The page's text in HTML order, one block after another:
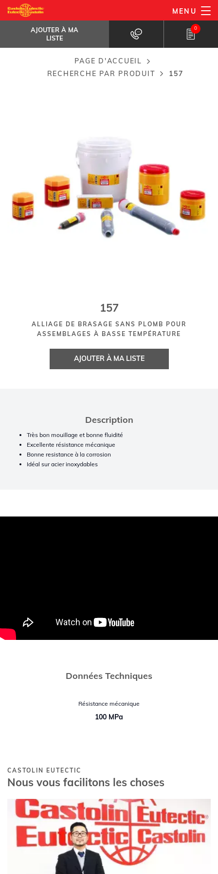
Aller
au
principal
MENU
AJOUTER À MA
LISTE
0
157
AJOUTER À MA LISTE
Breadcrumb
PAGE D'ACCUEIL
RECHERCHE PAR PRODUIT
157
157
ALLIAGE DE BRASAGE SANS PLOMB POUR
ASSEMBLAGES À BASSE TEMPÉRATURE
AJOUTER À MA LISTE
Description
Très bon mouillage et bonne fluidité
Excellente résistance mécanique
Bonne resistance à la corrosion
Idéal sur acier inoxydables
Données Techniques
Résistance mécanique
100 MPa
CASTOLIN EUTECTIC
Nous vous facilitons les choses